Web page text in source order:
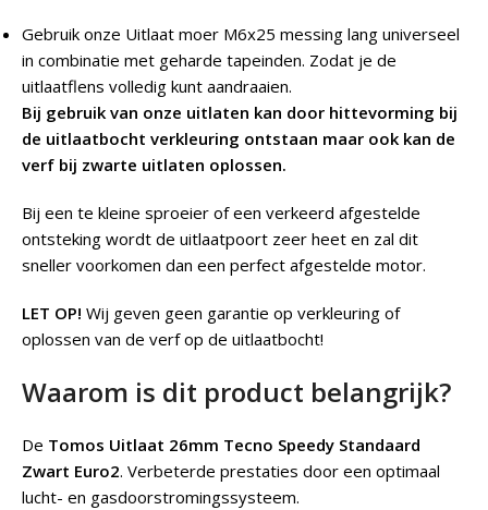
Gebruik onze Uitlaat moer M6x25 messing lang universeel
in combinatie met geharde tapeinden. Zodat je de
uitlaatflens volledig kunt aandraaien.
Bij gebruik van onze uitlaten kan door hittevorming bij
de uitlaatbocht verkleuring ontstaan maar ook kan de
verf bij zwarte uitlaten oplossen.
Bij een te kleine sproeier of een verkeerd afgestelde
ontsteking wordt de uitlaatpoort zeer heet en zal dit
sneller voorkomen dan een perfect afgestelde motor.
LET OP! Wij geven geen garantie op verkleuring of
oplossen van de verf op de uitlaatbocht!
Waarom is dit product belangrijk?
De Tomos Uitlaat 26mm Tecno Speedy Standaard
Zwart Euro2. Verbeterde prestaties door een optimaal
lucht- en gasdoorstromingssysteem.